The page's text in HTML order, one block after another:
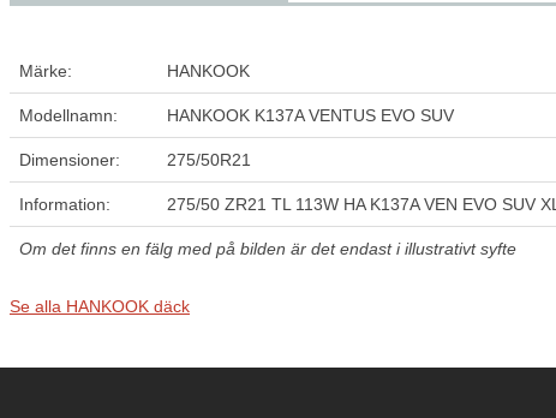
Märke: HANKOOK
Modellnamn: HANKOOK K137A VENTUS EVO SUV
Dimensioner: 275/50R21
Information: 275/50 ZR21 TL 113W HA K137A VEN EVO SUV XL
Om det finns en fälg med på bilden är det endast i illustrativt syfte
Se alla HANKOOK däck